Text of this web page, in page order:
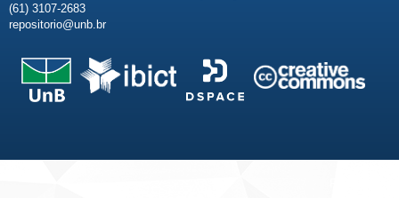
(61) 3107-2683
repositorio@unb.br